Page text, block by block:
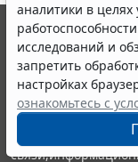
аналитики в
исследований и
запретить
настройках
ознакомьтесь с
© ООО "НПП
выпускается с
являются
информации
Портал ГАРАНТ.РУ
издания